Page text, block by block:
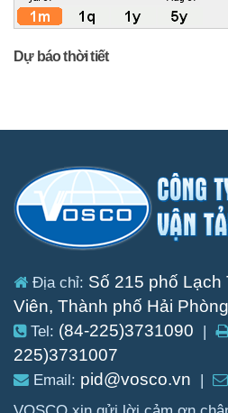
Dự báo thời tiết
Địa chỉ: Số 215 phố Lạch
Viên, Thành phố Hải
Tel: (84-225)3731090 |
225)3731007
Email: pid@vosco.vn |